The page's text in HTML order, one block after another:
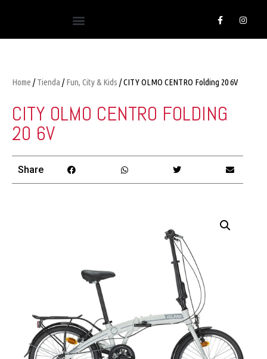
Home /Tienda /Fun, City & Kids / CITY OLMO CENTRO Folding 20 6V
CITY OLMO CENTRO FOLDING
20 6V
Share